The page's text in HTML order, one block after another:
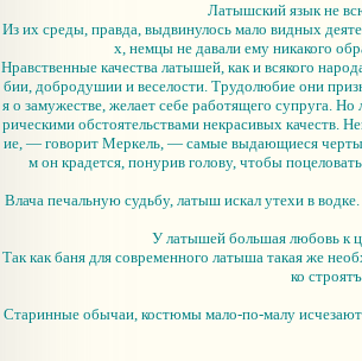
Латышский язык не
Из их среды, правда, выдвинулось мало видных
х, немцы не давали ему никакого
Нравственные качества латышей, как и всякого
бии, добродушии и веселости. Трудолюбие они
я о замужестве, желает себе работящего супруга.
рическими обстоятельствами некрасивых качеств.
ие, — говорит Меркель, — самые выдающиеся черты
м он крадется, понурив голову, чтобы
Влача печальную судьбу, латыш искал утехи в
У латышей большая любовь к
Так как баня для современного латыша такая же
ко
Старинные обычаи, костюмы мало-по-малу